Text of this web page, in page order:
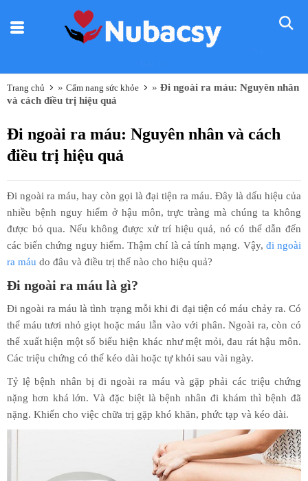
Trang chủ » Cẩm nang sức khỏe » Đi ngoài ra máu: Nguyên nhân
và cách điều trị hiệu quả
Đi ngoài ra máu: Nguyên nhân và cách
điều trị hiệu quả
Đi ngoài ra máu, hay còn gọi là đại tiện ra máu. Đây là dấu hiệu của
nhiều bệnh nguy hiểm ở hậu môn, trực tràng mà chúng ta không
được bỏ qua. Nếu không được xử trí hiệu quả, nó có thể dẫn đến
các biến chứng nguy hiểm. Thậm chí là cả tính mạng. Vậy, đi ngoài
ra máu do đâu và điều trị thế nào cho hiệu quả?
Đi ngoài ra máu là gì?
Đi ngoài ra máu là tình trạng mỗi khi đi đại tiện có máu chảy ra. Có
thể máu tươi nhỏ giọt hoặc máu lẫn vào với phân. Ngoài ra, còn có
thể xuất hiện một số biểu hiện khác như mệt mỏi, đau rát hậu môn.
Các triệu chứng có thể kéo dài hoặc tự khỏi sau vài ngày.
Tỷ lệ bệnh nhân bị đi ngoài ra máu và gặp phải các triệu chứng
nặng hơn khá lớn. Và đặc biệt là bệnh nhân đi khám thì bệnh đã
nặng. Khiến cho việc chữa trị gặp khó khăn, phức tạp và kéo dài.